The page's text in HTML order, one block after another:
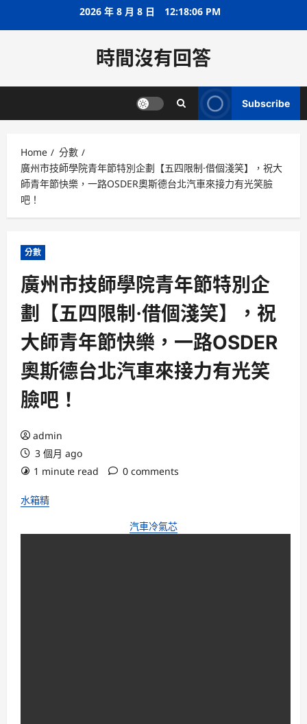
2026 年 8 月 8 日 12:18:06 PM
時間沒有回答
Subscribe
Home
分數
廣州市技師學院青年節特別企劃【五四限制·借個淺笑】，祝大
師青年節快樂，一路OSDER奧斯德台北汽車來接力有光笑臉
吧！
分數
廣州市技師學院青年節特別企
劃【五四限制·借個淺笑】，祝
大師青年節快樂，一路OSDER
奧斯德台北汽車來接力有光笑
臉吧！
admin
3 個月 ago
1 minute read
0 comments
水箱精
汽車冷氣芯